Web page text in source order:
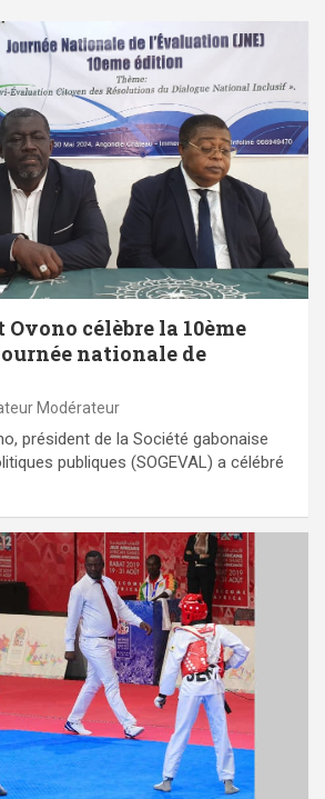
célèbre la 10ème
nationale de
Modérateur
président de la Société gabonaise
publiques (SOGEVAL) a célébré